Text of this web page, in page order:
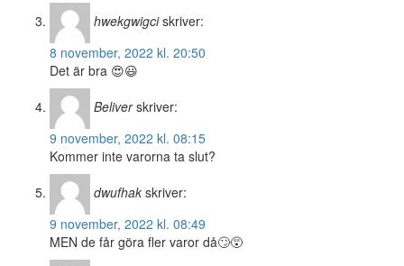
hwekgwigci skriver:
8 november, 2022 kl. 20:50
Det är bra 😍😃
Beliver skriver:
9 november, 2022 kl. 08:15
Kommer inte varorna ta slut?
dwufhak skriver:
9 november, 2022 kl. 08:49
MEN de får göra fler varor då🙄😵